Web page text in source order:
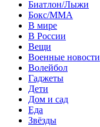
Биатлон/Лыжи
Бокс/MMA
В мире
В России
Вещи
Военные новости
Волейбол
Гаджеты
Дети
Дом и сад
Еда
Звёзды